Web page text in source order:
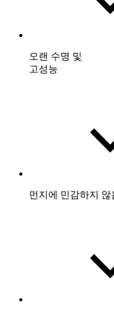
오랜 수명 및
고성능
먼지에 민감하지 않